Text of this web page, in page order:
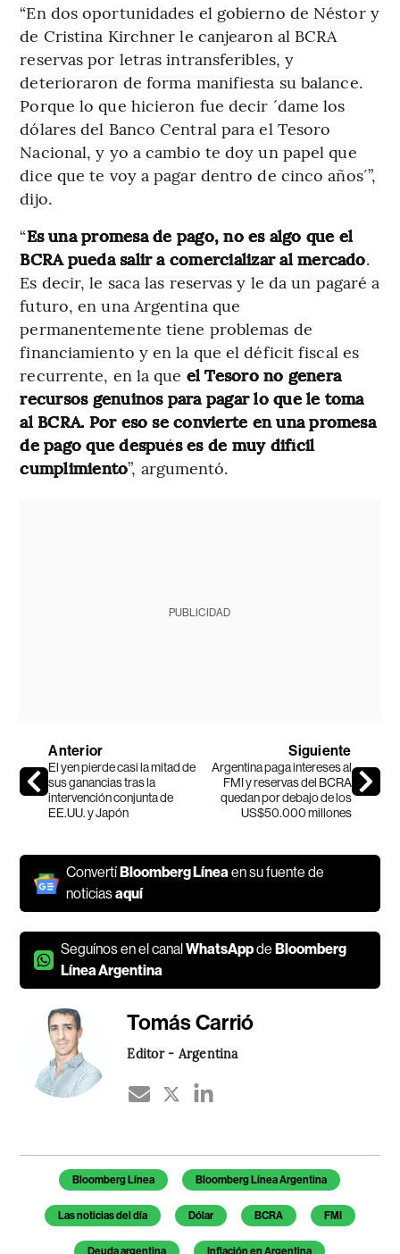
“En dos oportunidades el gobierno de Néstor y
de Cristina Kirchner le canjearon al BCRA
reservas por letras intransferibles, y
deterioraron de forma manifiesta su balance.
Porque lo que hicieron fue decir ´dame los
dólares del Banco Central para el Tesoro
Nacional, y yo a cambio te doy un papel que
dice que te voy a pagar dentro de cinco años´”,
dijo.
“Es una promesa de pago, no es algo que el
BCRA pueda salir a comercializar al mercado.
Es decir, le saca las reservas y le da un pagaré a
futuro, en una Argentina que
permanentemente tiene problemas de
financiamiento y en la que el déficit fiscal es
recurrente, en la que el Tesoro no genera
recursos genuinos para pagar lo que le toma
al BCRA. Por eso se convierte en una promesa
de pago que después es de muy difícil
cumplimiento”, argumentó.
PUBLICIDAD
Anterior
El yen pierde casi la mitad de
sus ganancias tras la
intervención conjunta de
EE.UU. y Japón
Siguiente
Argentina paga intereses al
FMI y reservas del BCRA
quedan por debajo de los
US$50.000 millones
Convertí Bloomberg Líneaen su fuente de
noticiasaquí
Seguínos en el canalWhatsAppde Bloomberg
Línea Argentina
Tomás Carrió
Editor - Argentina
Temas de este artículo
Bloomberg Línea Bloomberg Línea Argentina
Las noticias del día Dólar BCRA FMI
Deuda argentina Inflación en Argentina